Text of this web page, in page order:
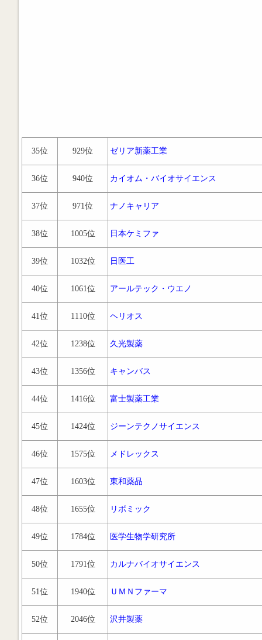
35位 929位 ゼリア新薬工業
36位 940位 カイオム・バイオサイエンス
37位 971位 ナノキャリア
38位 1005位 日本ケミファ
39位 1032位 日医工
40位 1061位 アールテック・ウエノ
41位 1110位 ヘリオス
42位 1238位 久光製薬
43位 1356位 キャンバス
44位 1416位 富士製薬工業
45位 1424位 ジーンテクノサイエンス
46位 1575位 メドレックス
47位 1603位 東和薬品
48位 1655位 リボミック
49位 1784位 医学生物学研究所
50位 1791位 カルナバイオサイエンス
51位 1940位 ＵＭＮファーマ
52位 2046位 沢井製薬